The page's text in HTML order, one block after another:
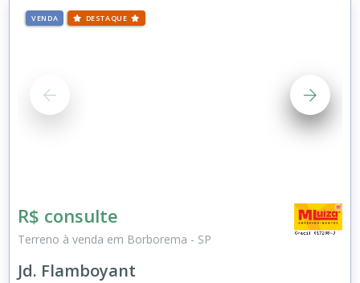
VENDA DESTAQUE
R$ consulte
Terreno à venda em Borborema - SP
Jd. Flamboyant